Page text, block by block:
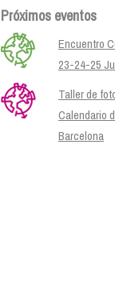
Próximos eventos
Encuentro
23-24-25
Taller de
Calendario
Barcelona